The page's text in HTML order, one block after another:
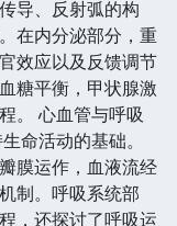
导、反射弧的构
在内分泌部分，重
效应以及反馈调节
糖平衡，甲状腺激
。 心血管与呼吸
命活动的基础。
膜运作，血液流经
制。呼吸系统部
，还探讨了呼吸运